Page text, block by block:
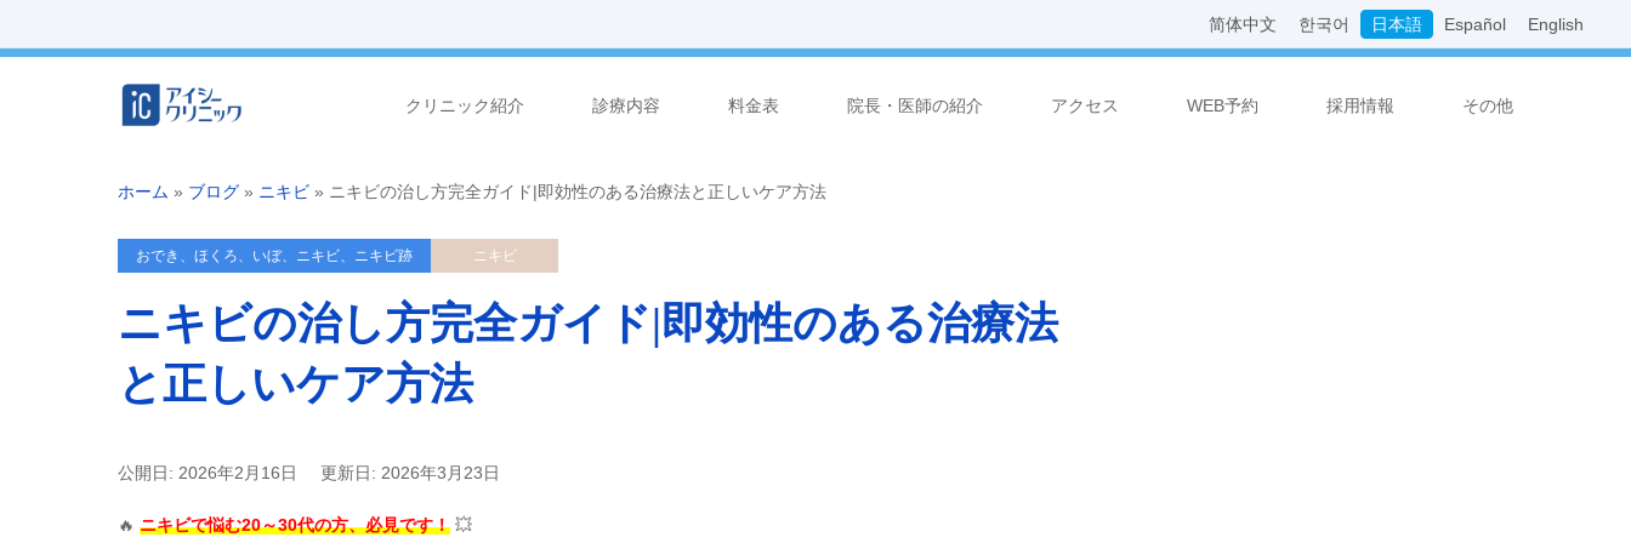
简体中文 한국어 日本語 Español English
クリニック紹介 診療内容 料金表 院長・医師の紹介 アクセス WEB予約 採用情報 その他
ホーム » ブログ » ニキビ » ニキビの治し方完全ガイド|即効性のある治療法と正しいケア方法
おでき、ほくろ、いぼ、ニキビ、ニキビ跡 ニキビ
ニキビの治し方完全ガイド|即効性のある治療法
と正しいケア方法
公開日: 2026年2月16日 更新日: 2026年3月23日
🔥 ニキビで悩む20～30代の方、必見です！ 💥